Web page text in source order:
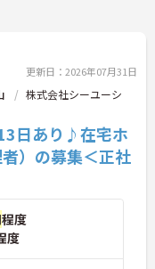
をお待
伝えし
更新日：2026年07月31日
株式会社シーユーシ
日あり♪在宅ホ
）の募集＜正社
程度
度